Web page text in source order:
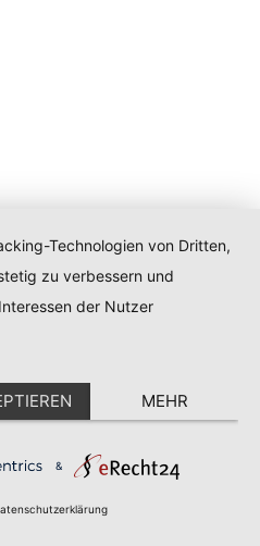
Technologien von Dritten,
zu verbessern und
der Nutzer
MEHR
&